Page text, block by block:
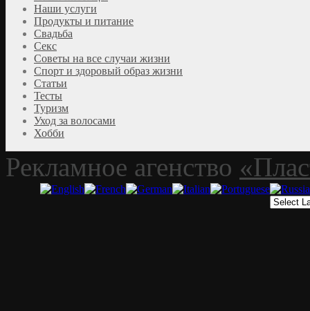
Наши услуги
Продукты и питание
Свадьба
Секс
Советы на все случаи жизни
Спорт и здоровый образ жизни
Статьи
Тесты
Туризм
Уход за волосами
Хобби
Рекламное агенство